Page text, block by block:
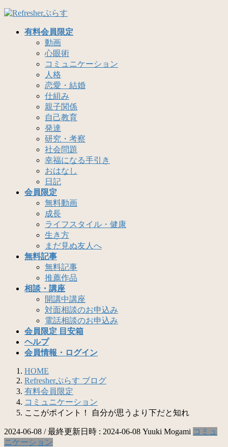
コ
ナ
有料会員限定
動画
心眼術
コミュニケーション
人格
恋愛・結婚
仕組み
親子関係
自己教育
発達
研究・考察
社会問題
幸福になる手引き
おはなし
日記
会員限定
無料動画
成長
ライフスタイル・健康
生き方
まだ見ぬ友人へ
無料記事
無料記事
推薦作品
相談・講座
開講中講座
対面相談のお申込み
電話相談のお申込み
会員限定 目安箱
ヘルプ
会員情報・ログイン
HOME
Refresherぷらす ブログ
有料会員限定
コミュニケーション
ここがポイント！ 自分が思うより下だと知れ
2024-06-08 / 最終更新日時 : 2024-06-08 Yuuki Mogami コミュ
ニケーション